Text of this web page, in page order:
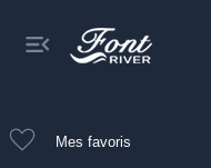
Mes favoris